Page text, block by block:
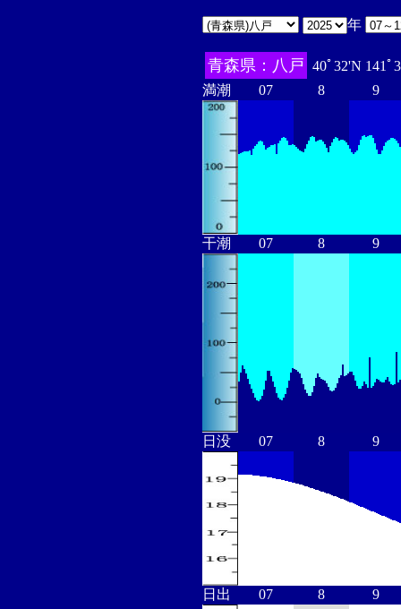
年
青森県：八戸 40ﾟ32'N 141ﾟ
満潮
07 8 9
干潮 07 8 9
日没 07 8 9
日出 07 8 9